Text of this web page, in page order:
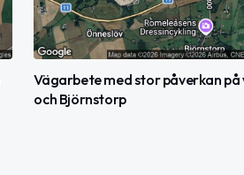
Vägarbete med stor påverkan på
och Björnstorp